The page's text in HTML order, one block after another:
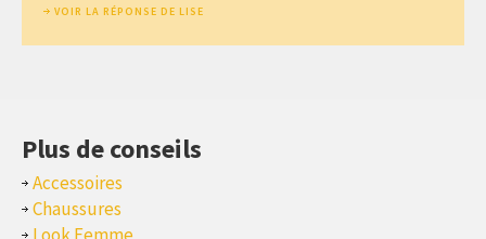
VOIR LA RÉPONSE DE LISE
Plus de conseils
Accessoires
Chaussures